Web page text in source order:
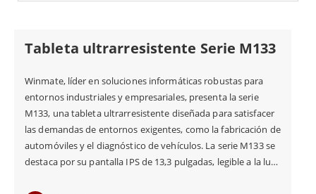
Tableta ultrarresistente Serie M133
Winmate, líder en soluciones informáticas robustas para
entornos industriales y empresariales, presenta la serie
M133, una tableta ultrarresistente diseñada para satisfacer
las demandas de entornos exigentes, como la fabricación de
automóviles y el diagnóstico de vehículos. La serie M133 se
destaca por su pantalla IPS de 13,3 pulgadas, legible a la luz